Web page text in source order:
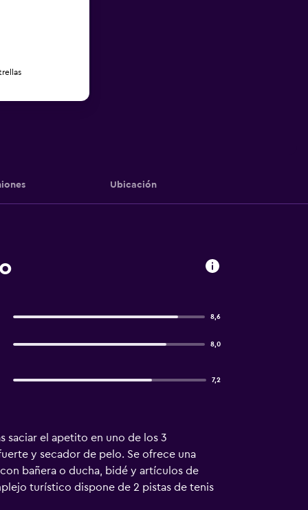
Ubicación
8,6
8,0
7,2
saciar el apetito en uno de los 3
y secador de pelo. Se ofrece una
bañera o ducha, bidé y artículos de
turístico dispone de 2 pistas de tenis
4 piscinas al aire libre y 2 bañeras de